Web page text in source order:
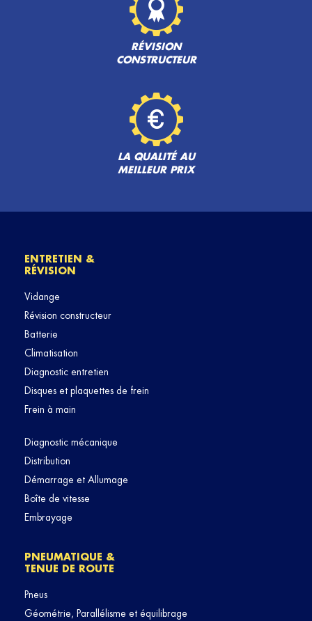
RÉVISION
CONSTRUCTEUR
LA QUALITÉ AU
MEILLEUR PRIX
ENTRETIEN &
RÉVISION
Vidange
Révision constructeur
Batterie
Climatisation
Diagnostic entretien
Disques et plaquettes de frein
Frein à main
Diagnostic mécanique
Distribution
Démarrage et Allumage
Boîte de vitesse
Embrayage
PNEUMATIQUE &
TENUE DE ROUTE
Pneus
Géométrie, Parallélisme et équilibrage